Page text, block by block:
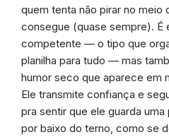
quem tenta não pirar no meio
consegue (quase sempre). É
competente — o tipo que
planilha para tudo — mas
humor seco que aparece em
Ele transmite confiança e
pra sentir que ele guarda
por baixo do terno, como se